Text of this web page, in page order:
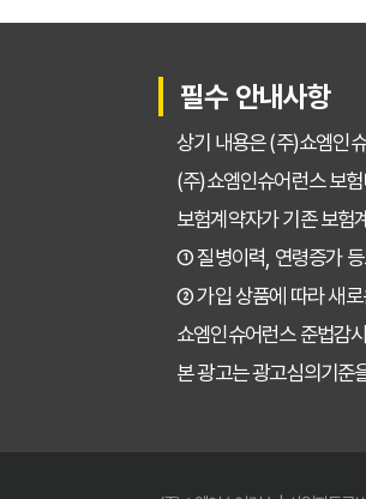
필수 안내사항
상기 내용은 (주)쇼엠인
(주)쇼엠인슈어런스 보
보험계약자가 기존 보험
① 질병이력, 연령증가 등
② 가입 상품에 따라 새로
쇼엠인슈어런스 준법
본 광고는 광고심의기준